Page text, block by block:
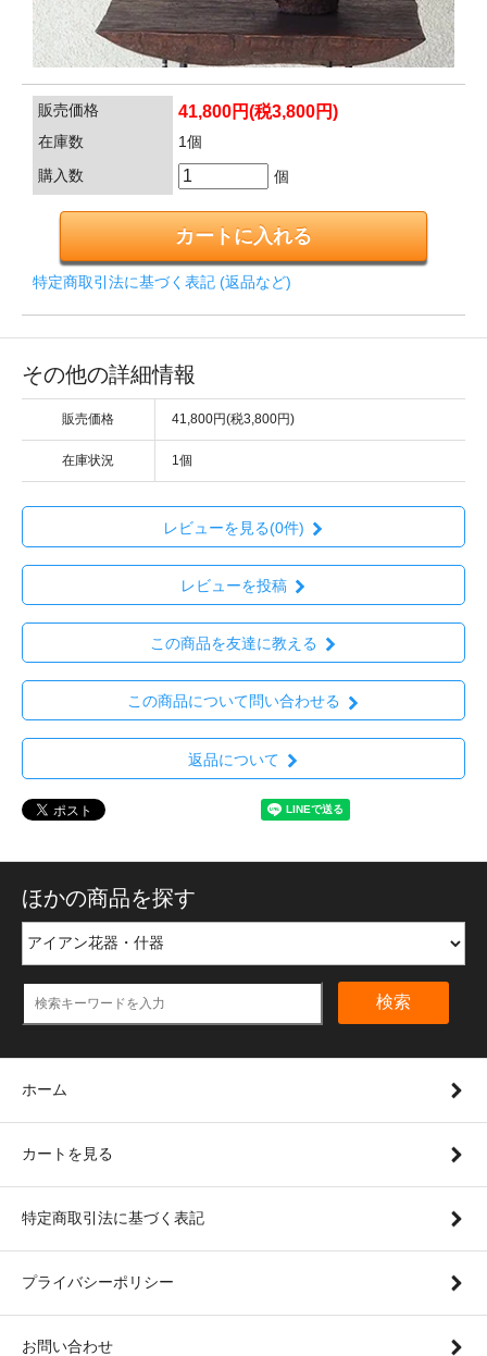
販売価格 41,800円(税3,800円)
在庫数
1個
購入数
個
特定商取引法に基づく表記 (返品など)
その他の詳細情報
販売価格 41,800円(税3,800円)
在庫状況 1個
レビューを見る(0件)
レビューを投稿
この商品を友達に教える
この商品について問い合わせる
返品について
ほかの商品を探す
検索
ホーム
カートを見る
特定商取引法に基づく表記
プライバシーポリシー
お問い合わせ